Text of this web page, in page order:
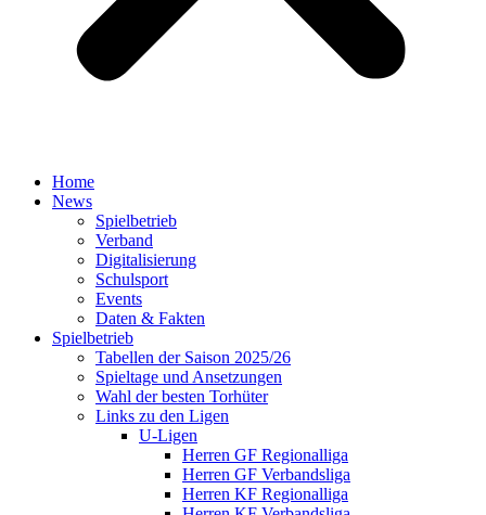
Home
News
Spielbetrieb
Verband
Digitalisierung
Schulsport
Events
Daten & Fakten
Spielbetrieb
Tabellen der Saison 2025/26
Spieltage und Ansetzungen
Wahl der besten Torhüter
Links zu den Ligen
U-Ligen
Herren GF Regionalliga
Herren GF Verbandsliga
Herren KF Regionalliga